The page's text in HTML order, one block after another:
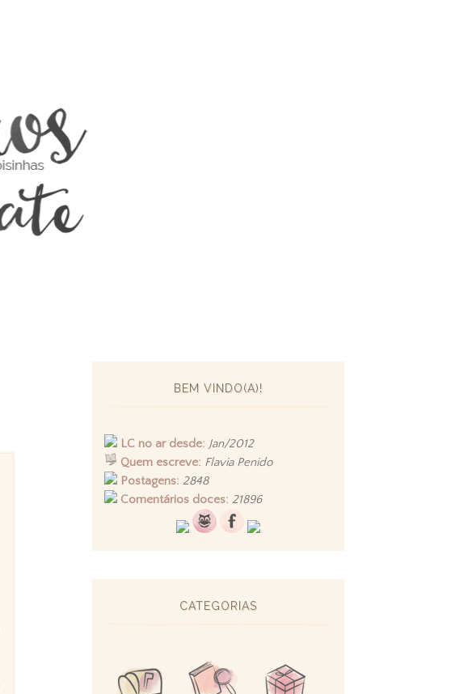
BEM VINDO(A)!
LC no ar desde: Jan/2012
Quem escreve: Flavia Penido
Postagens: 2848
Comentários doces: 21896
CATEGORIAS